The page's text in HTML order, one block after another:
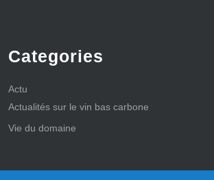
Categories
Actu
Actualités sur le vin bas carbone
Vie du domaine